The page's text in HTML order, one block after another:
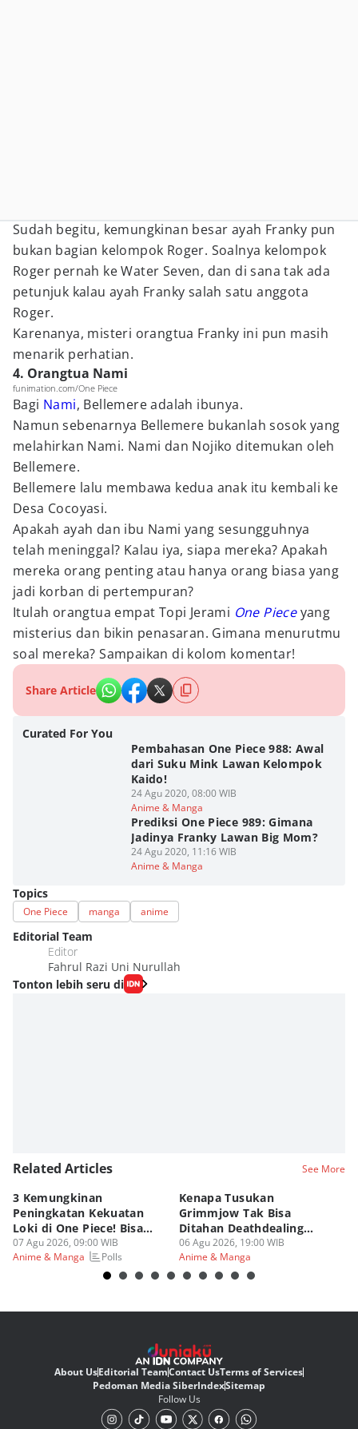
Sudah begitu, kemungkinan besar ayah Franky pun
bukan bagian kelompok Roger. Soalnya kelompok
Roger pernah ke Water Seven, dan di sana tak ada
petunjuk kalau ayah Franky salah satu anggota
Roger.
Karenanya, misteri orangtua Franky ini pun masih
menarik perhatian.
4. Orangtua Nami
funimation.com/One Piece
Bagi Nami, Bellemere adalah ibunya.
Namun sebenarnya Bellemere bukanlah sosok yang
melahirkan Nami. Nami dan Nojiko ditemukan oleh
Bellemere.
Bellemere lalu membawa kedua anak itu kembali ke
Desa Cocoyasi.
Apakah ayah dan ibu Nami yang sesungguhnya
telah meninggal? Kalau iya, siapa mereka? Apakah
mereka orang penting atau hanya orang biasa yang
jadi korban di pertempuran?
Itulah orangtua empat Topi Jerami One Piece yang
misterius dan bikin penasaran. Gimana menurutmu
soal mereka? Sampaikan di kolom komentar!
Share Article
Curated For You
Pembahasan One Piece 988: Awal
dari Suku Mink Lawan Kelompok
Kaido!
24 Agu 2020, 08:00 WIB
Anime & Manga
Prediksi One Piece 989: Gimana
Jadinya Franky Lawan Big Mom?
24 Agu 2020, 11:16 WIB
Anime & Manga
Topics
One Piece manga anime
Editorial Team
Editor
Fahrul Razi Uni Nurullah
Tonton lebih seru di
Related Articles See More
3 Kemungkinan
Peningkatan Kekuatan
Loki di One Piece! Bisa
Lebih OP?
07 Agu 2026, 09:00 WIB
Anime & Manga
Polls
Kenapa Tusukan
Grimmjow Tak Bisa
Ditahan Deathdealing
Askin Bleach?
06 Agu 2026, 19:00 WIB
Anime & Manga
About UsEditorial TeamContact UsTerms of Services
Pedoman Media SiberIndexSitemap
Follow Us